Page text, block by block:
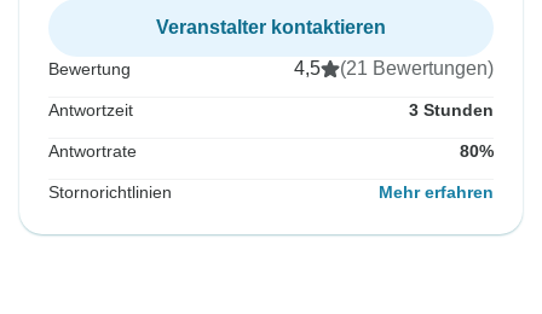
Veranstalter kontaktieren
Bewertung 4,5 (21 Bewertungen)
Antwortzeit 3 Stunden
Antwortrate 80%
Stornorichtlinien Mehr erfahren